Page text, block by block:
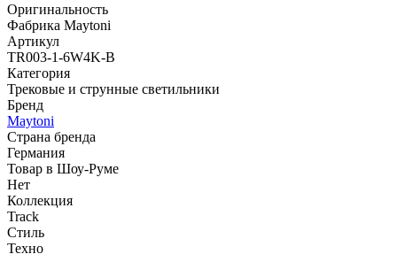
Оригинальность
Фабрика Maytoni
Артикул
TR003-1-6W4K-B
Категория
Трековые и струнные светильники
Бренд
Maytoni
Страна бренда
Германия
Товар в Шоу-Руме
Нет
Коллекция
Track
Стиль
Техно